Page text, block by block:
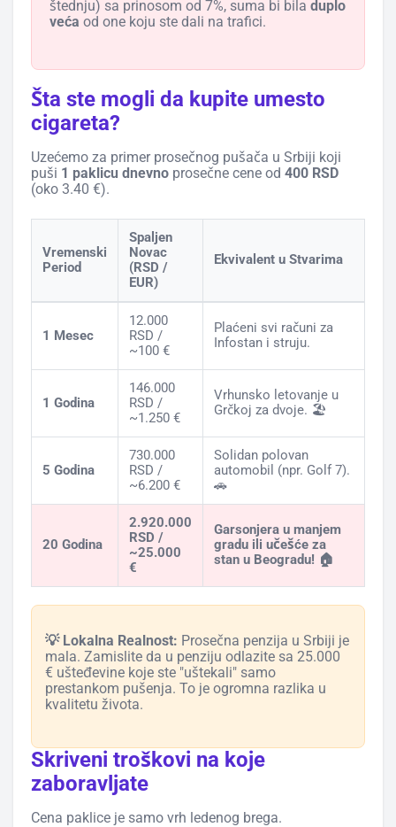
štednju) sa prinosom od 7%, suma bi bila duplo
veća od one koju ste dali na trafici.
Šta ste mogli da kupite umesto
cigareta?
Uzećemo za primer prosečnog pušača u Srbiji koji
puši 1 paklicu dnevno prosečne cene od 400 RSD
(oko 3.40 €).
Vremenski
Period
Spaljen
Novac
(RSD /
EUR)
Ekvivalent u Stvarima
1 Mesec
12.000
RSD /
~100 €
Plaćeni svi računi za
Infostan i struju.
1 Godina
146.000
RSD /
~1.250 €
Vrhunsko letovanje u
Grčkoj za dvoje. 🏖️
5 Godina
730.000
RSD /
~6.200 €
Solidan polovan
automobil (npr. Golf 7).
🚗
20 Godina
2.920.000
RSD /
~25.000
€
Garsonjera u manjem
gradu ili učešće za
stan u Beogradu! 🏠
💡 Lokalna Realnost: Prosečna penzija u Srbiji je
mala. Zamislite da u penziju odlazite sa 25.000
€ ušteđevine koje ste "uštekali" samo
prestankom pušenja. To je ogromna razlika u
kvalitetu života.
Skriveni troškovi na koje
zaboravljate
Cena paklice je samo vrh ledenog brega.